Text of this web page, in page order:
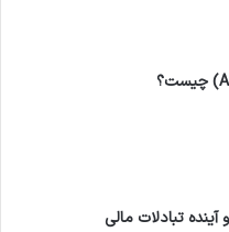
تبادلات مالی